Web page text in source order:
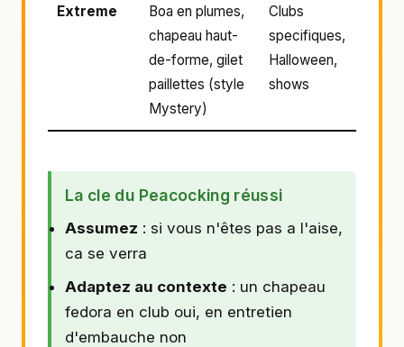
Extreme
Boa en plumes,
chapeau haut-
de-forme, gilet
paillettes (style
Mystery)
Clubs
specifiques,
Halloween,
shows
La cle du Peacocking réussi
Assumez : si vous n'êtes pas a l'aise,
ca se verra
Adaptez au contexte : un chapeau
fedora en club oui, en entretien
d'embauche non